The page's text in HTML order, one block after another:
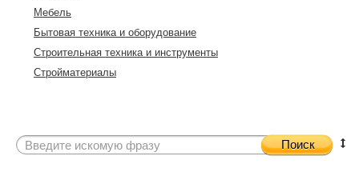
Мебель
Бытовая техника и оборудование
Строительная техника и инструменты
Стройматериалы
Поиск